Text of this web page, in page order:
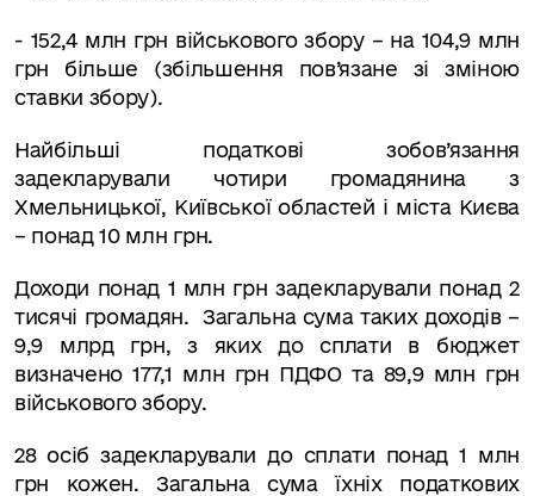
- 152,4 млн грн військового збору – на 104,9 млн
грн більше (збільшення пов’язане зі зміною
ставки збору).
Найбільші податкові зобов’язання
задекларували чотири громадянина з
Хмельницької, Київської областей і міста Києва
– понад 10 млн грн.
Доходи понад 1 млн грн задекларували понад 2
тисячі громадян. Загальна сума таких доходів –
9,9 млрд грн, з яких до сплати в бюджет
визначено 177,1 млн грн ПДФО та 89,9 млн грн
військового збору.
28 осіб задекларували до сплати понад 1 млн
грн кожен. Загальна сума їхніх податкових